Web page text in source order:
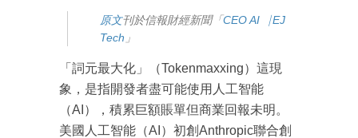
原文刊於信報財經新聞「CEO AI⎹ EJ
Tech 」
「詞元最大化」（Tokenmaxxing）這現
象，是指開發者盡可能使用人工智能
（AI），積累巨額賬單但商業回報未明。
美國人工智能（AI）初創Anthropic聯合創